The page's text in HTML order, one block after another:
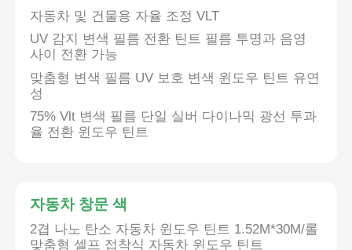
자동차 및 건물용 자율 조정 VLT
UV 감지 변색 필름 전환 틴트 필름 투명과 음영
사이 전환 가능
맞춤형 변색 필름 UV 보호 변색 윈도우 틴트 유연
성
75% Vlt 변색 필름 단일 실버 다이나믹 광선 투과
율 전환 윈도우 틴트
자동차 창문 색
2겹 나노 탄소 자동차 윈도우 틴트 1.52M*30M/롤
맞춤형 셀프 접착식 자동차 윈도우 틴트